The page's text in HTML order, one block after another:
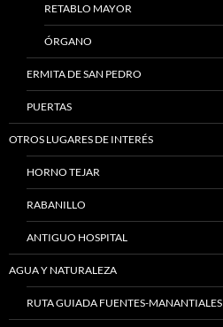
RETABLO MAYOR
ÓRGANO
ERMITA DE SAN PEDRO
PUERTAS
OTROS LUGARES DE INTERÉS
HORNO TEJAR
RABANILLO
ANTIGUO HOSPITAL
AGUA Y NATURALEZA
RUTA GUIADA FUENTES-MANANTIALES